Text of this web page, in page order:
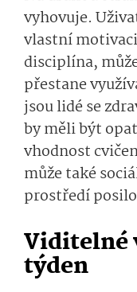
vyhovuje.
vlastní
disciplína,
přestane
jsou lidé se
by měli být
vhodnost
může také
prostředí
Viditelné
týden